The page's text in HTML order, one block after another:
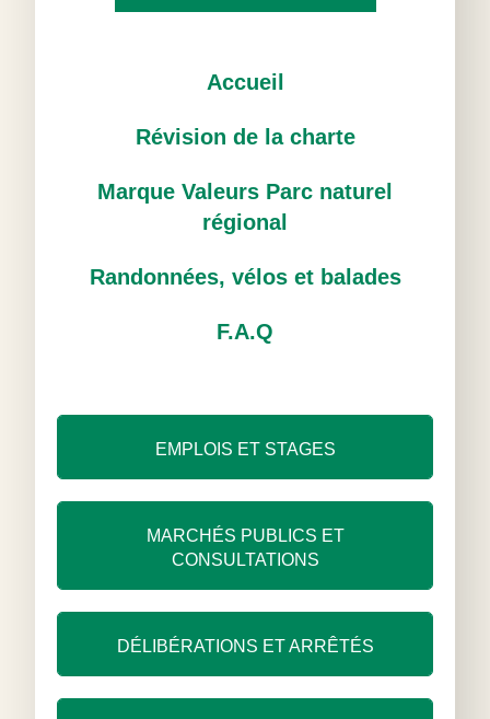
Accueil
Révision de la charte
Marque Valeurs Parc naturel
régional
Randonnées, vélos et balades
F.A.Q
EMPLOIS ET STAGES
MARCHÉS PUBLICS ET
CONSULTATIONS
DÉLIBÉRATIONS ET ARRÊTÉS